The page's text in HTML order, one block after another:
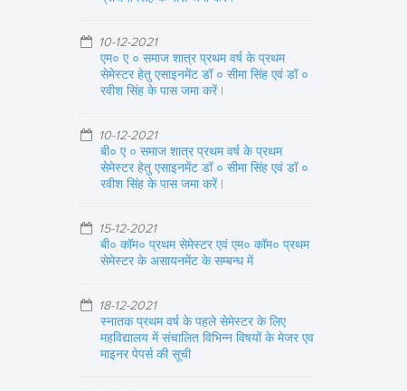
10-12-2021
एम० ए ० समाज शात्र प्रथम वर्ष के प्रथम
सेमेस्टर हेतु एसाइनमेंट डॉ ० सीमा सिंह एवं डॉ ०
रवीश सिंह के पास जमा करें |
10-12-2021
बी० ए ० समाज शात्र प्रथम वर्ष के प्रथम
सेमेस्टर हेतु एसाइनमेंट डॉ ० सीमा सिंह एवं डॉ ०
रवीश सिंह के पास जमा करें |
15-12-2021
बी० कॉम० प्रथम सेमेस्टर एवं एम० कॉम० प्रथम
सेमेस्टर के असायनमेंट के सम्बन्ध में
18-12-2021
स्नातक प्रथम वर्ष के पहले सेमेस्टर के लिए
महविद्यालय में संचालित विभिन्न विषयों के मेजर एव
माइनर पेपर्स की सूची